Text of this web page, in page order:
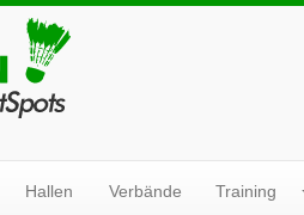
Hallen Verbände Training